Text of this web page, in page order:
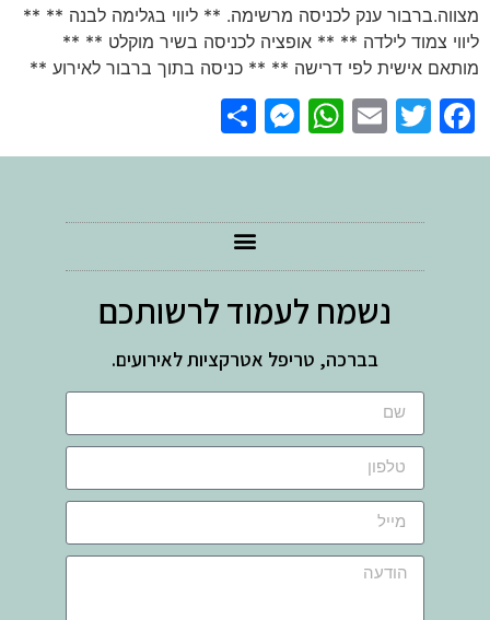
מצווה.ברבור ענק לכניסה מרשימה. ** ליווי בגלימה לבנה ** **
ליווי צמוד לילדה ** ** אופציה לכניסה בשיר מוקלט ** **
מותאם אישית לפי דרישה ** ** כניסה בתוך ברבור לאירוע **
Facebook
Twitter
Email
WhatsApp
Messenger
נשמח לעמוד לרשותכם
בברכה, טריפל אטרקציות לאירועים.